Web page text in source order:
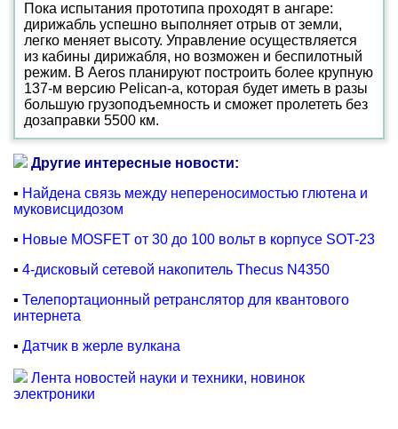
Пока испытания прототипа проходят в ангаре:
дирижабль успешно выполняет отрыв от земли,
легко меняет высоту. Управление осуществляется
из кабины дирижабля, но возможен и беспилотный
режим. В Aeros планируют построить более крупную
137-м версию Pelican-а, которая будет иметь в разы
большую грузоподъемность и сможет пролететь без
дозаправки 5500 км.
Другие интересные новости:
▪ Найдена связь между непереносимостью глютена и
муковисцидозом
▪ Новые MOSFET от 30 до 100 вольт в корпусе SOT-23
▪ 4-дисковый сетевой накопитель Thecus N4350
▪ Телепортационный ретранслятор для квантового
интернета
▪ Датчик в жерле вулкана
Лента новостей науки и техники, новинок
электроники